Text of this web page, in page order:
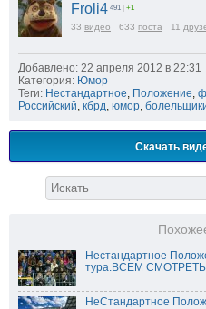
Froli4 491 | +1
33 видео 633 поста 11
Добавлено: 22 апреля 2012 в 22:31
Категория: Юмор
Теги: Нестандартное Положение
Российский кбрд юмор
Скачать
Нестандартное
тура.ВСЕМ СМОТРЕТЬ
НеСтандартное